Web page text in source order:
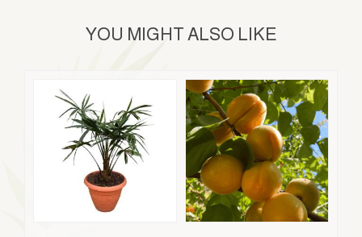
YOU MIGHT ALSO LIKE